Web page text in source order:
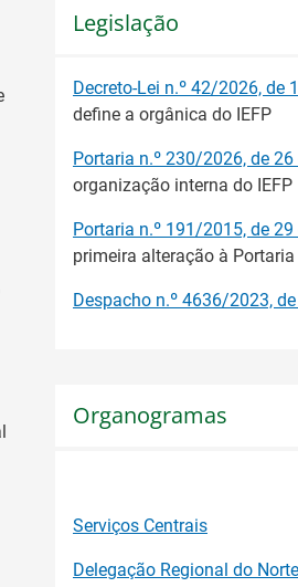
Legislação
Decreto-Lei n.º 42/2026, de
define a orgânica do IEFP
Portaria n.º 230/2026, de
organização interna do IEFP
Portaria n.º 191/2015, de
primeira alteração à
Despacho n.º 4636/2023, de
Organogramas
Serviços Centrais
Delegação Regional do Norte